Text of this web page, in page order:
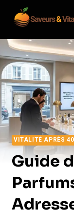
contenu
VITALITÉ APRÈS
Guide